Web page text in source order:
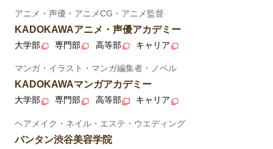
アニメ・声優・アニメCG・アニメ監督
KADOKAWAアニメ・声優アカデミー
大学部 専門部 高等部 キャリア
マンガ・イラスト・マンガ編集者・ノベル
KADOKAWAマンガアカデミー
大学部 専門部 高等部 キャリア
ヘアメイク・ネイル・エステ・ウエディング
バンタン渋谷美容学院